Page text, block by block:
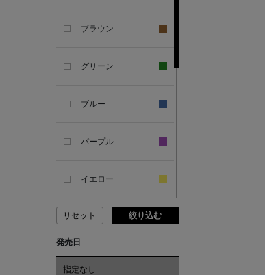
SANDAL
ANDERSONS
ANTIPAST
ANYA HINDMARCH
ブラウン
グリーン
ブルー
パープル
イエロー
ピンク
レッド
リセット 絞り込む
発売日
指定なし